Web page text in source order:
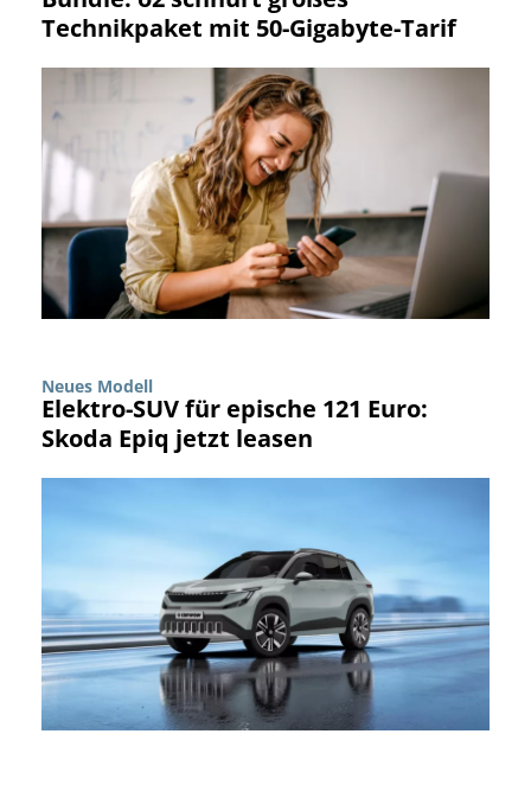
Technikpaket mit 50-Gigabyte-Tarif
Neues Modell
Elektro-SUV für epische 121 Euro:
Skoda Epiq jetzt leasen